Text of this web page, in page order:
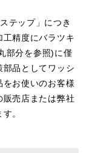
テップ」につき
工精度にバラツキ
部分を参照)に僅
品としてワッシ
をお使いのお客様
売店または弊社
。